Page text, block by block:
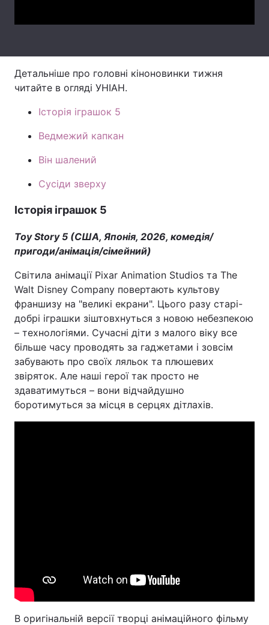
Тема оформлення
Детальніше про головні кіноновинки тижня
читайте в огляді УНІАН.
Історія іграшок 5
Ведмежий капкан
Він шалений
Сусіди зверху
Історія іграшок 5
Toy Story 5 (США, Японія, 2026, комедія/
пригоди/анімація/сімейний)
Світила анімації Pixar Animation Studios та The
Walt Disney Company повертають культову
франшизу на "великі екрани". Цього разу старі-
добрі іграшки зіштовхнуться з новою небезпекою
– технологіями. Сучасні діти з малого віку все
більше часу проводять за гаджетами і зовсім
забувають про своїх ляльок та плюшевих
звіряток. Але наші герої так просто не
здаватимуться – вони відчайдушно
боротимуться за місця в серцях дітлахів.
В оригінальній версії творці анімаційного фільму